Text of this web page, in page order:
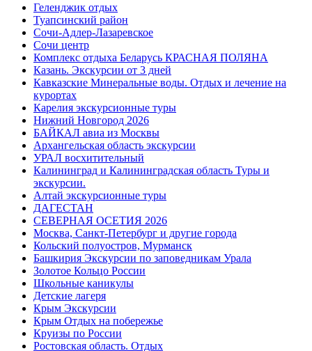
Геленджик отдых
Туапсинский район
Сочи-Адлер-Лазаревское
Сочи центр
Комплекс отдыха Беларусь КРАСНАЯ ПОЛЯНА
Казань. Экскурсии от 3 дней
Кавказские Минеральные воды. Отдых и лечение на
курортах
Карелия экскурсионные туры
Нижний Новгород 2026
БАЙКАЛ авиа из Москвы
Архангельская область экскурсии
УРАЛ восхитительный
Калининград и Калининградская область Туры и
экскурсии.
Алтай экскурсионные туры
ДАГЕСТАН
СЕВЕРНАЯ ОСЕТИЯ 2026
Москва, Санкт-Петербург и другие города
Кольский полуостров, Мурманск
Башкирия Экскурсии по заповедникам Урала
Золотое Кольцо России
Школьные каникулы
Детские лагеря
Крым Экскурсии
Крым Отдых на побережье
Круизы по России
Ростовская область. Отдых